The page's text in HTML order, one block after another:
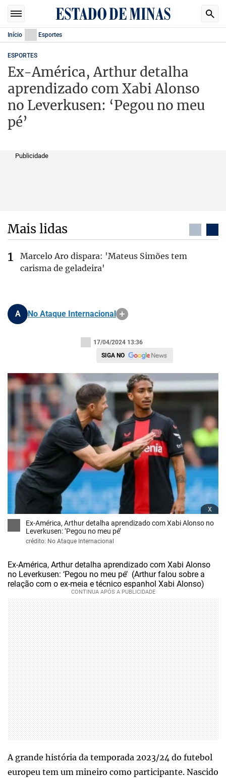
Início Esportes
ESPORTES
Ex-América, Arthur detalha
aprendizado com Xabi Alonso
no Leverkusen: ‘Pegou no meu
pé’
Publicidade
Mais lidas
Marcelo Aro dispara: 'Mateus Simões tem
carisma de geladeira'
A No Ataque Internacional
17/04/2024 13:36
SIGA NO
x
Ex-América, Arthur detalha aprendizado com Xabi Alonso no
Leverkusen: ‘Pegou no meu pé’
crédito: No Ataque Internacional
Ex-América, Arthur detalha aprendizado com Xabi Alonso
no Leverkusen: ‘Pegou no meu pé’ (Arthur falou sobre a
relação com o ex-meia e técnico espanhol Xabi Alonso)
A grande história da temporada 2023/24 do futebol
europeu tem um mineiro como participante. Nascido